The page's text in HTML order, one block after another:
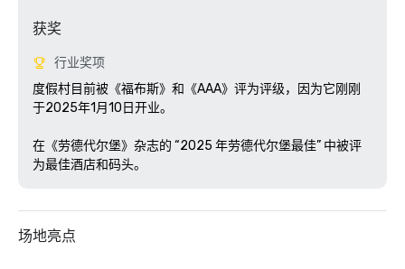
获奖
行业奖项
度假村目前被《福布斯》和《AAA》评为评级，因为它刚刚
于2025年1月10日开业。
在《劳德代尔堡》杂志的 “2025 年劳德代尔堡最佳” 中被评
为最佳酒店和码头。
场地亮点